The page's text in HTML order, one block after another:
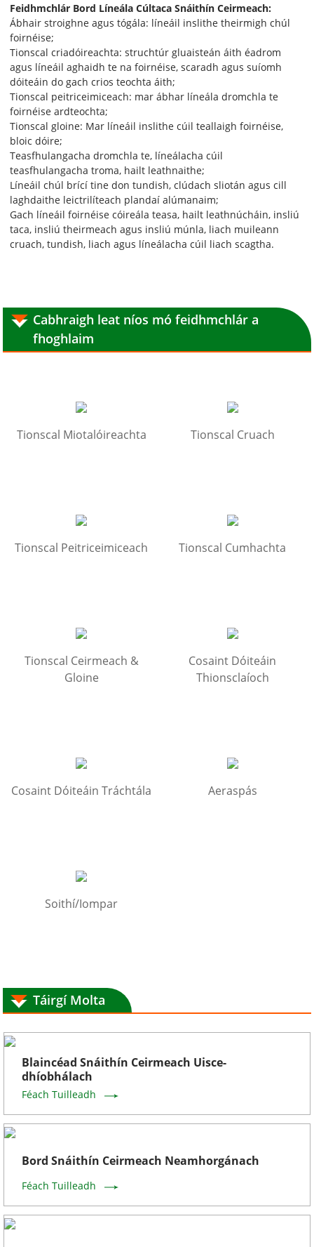
Feidhmchlár Bord Líneála Cúltaca Snáithín Ceirmeach:
Ábhair stroighne agus tógála: líneáil inslithe theirmigh chúl
foirnéise;
Tionscal criadóireachta: struchtúr gluaisteán áith éadrom
agus líneáil aghaidh te na foirnéise, scaradh agus suíomh
dóiteáin do gach crios teochta áith;
Tionscal peitriceimiceach: mar ábhar líneála dromchla te
foirnéise ardteochta;
Tionscal gloine: Mar líneáil inslithe cúil teallaigh foirnéise,
bloic dóire;
Teasfhulangacha dromchla te, líneálacha cúil
teasfhulangacha troma, hailt leathnaithe;
Líneáil chúl brící tine don tundish, clúdach sliotán agus cill
laghdaithe leictrilíteach plandaí alúmanaim;
Gach líneáil foirnéise cóireála teasa, hailt leathnúcháin, insliú
taca, insliú theirmeach agus insliú múnla, liach muileann
cruach, tundish, liach agus líneálacha cúil liach scagtha.
Cabhraigh leat níos mó feidhmchlár a
fhoghlaim
Tionscal Miotalóireachta Tionscal Cruach
Tionscal Peitriceimiceach Tionscal Cumhachta
Tionscal Ceirmeach &
Gloine
Cosaint Dóiteáin
Thionsclaíoch
Cosaint Dóiteáin Tráchtála Aeraspás
Soithí/Iompar
Táirgí Molta
Blaincéad Snáithín Ceirmeach Uisce-
dhíobhálach
Féach Tuilleadh
Bord Snáithín Ceirmeach Neamhorgánach
Féach Tuilleadh